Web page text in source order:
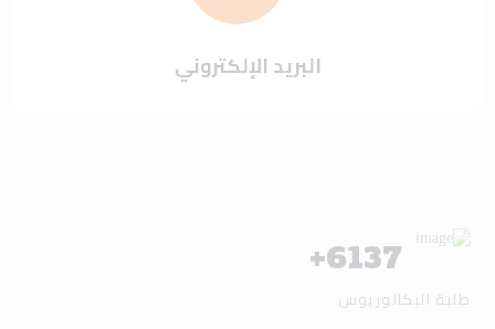
البريد الإلكتروني
6137
+
طلبة البكالوريوس